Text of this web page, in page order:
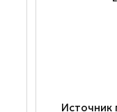
Источник